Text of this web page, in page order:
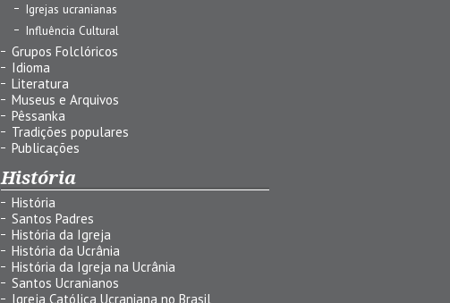
Igrejas ucranianas
Influência Cultural
Grupos Folclóricos
Idioma
Literatura
Museus e Arquivos
Pêssanka
Tradições populares
Publicações
História
História
Santos Padres
História da Igreja
História da Ucrânia
História da Igreja na Ucrânia
Santos Ucranianos
Igreja Católica Ucraniana no Brasil